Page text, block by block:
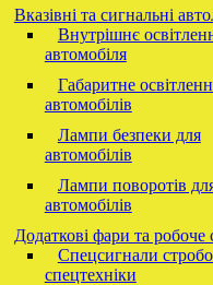
Вказівні та сигнальні
Внутрішнє
автомобіля
Габаритне
автомобілів
Лампи безпеки для
автомобілів
Лампи поворотів
автомобілів
Додаткові фари та робоче
Спецсигнали
спецтехніки